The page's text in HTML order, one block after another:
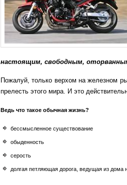
настоящим, свободным,
Пожалуй, только верхом на железном
прелесть этого мира. И это
Ведь что такое обычная жизнь?
бессмысленное существование
обыденность
серость
долгая петляющая дорога, ведущая из дома